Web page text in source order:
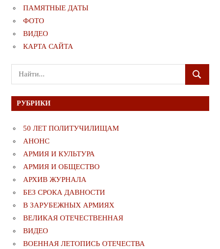
ПАМЯТНЫЕ ДАТЫ
ФОТО
ВИДЕО
КАРТА САЙТА
Поиск
для:
ПОИСК
РУБРИКИ
50 ЛЕТ ПОЛИТУЧИЛИЩАМ
АНОНС
АРМИЯ И КУЛЬТУРА
АРМИЯ И ОБЩЕСТВО
АРХИВ ЖУРНАЛА
БЕЗ СРОКА ДАВНОСТИ
В ЗАРУБЕЖНЫХ АРМИЯХ
ВЕЛИКАЯ ОТЕЧЕСТВЕННАЯ
ВИДЕО
ВОЕННАЯ ЛЕТОПИСЬ ОТЕЧЕСТВА